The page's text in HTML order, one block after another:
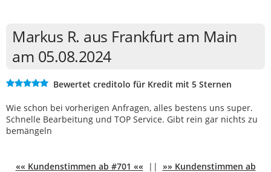
Markus R. aus Frankfurt am Main
am 05.08.2024
Bewertet creditolo für Kredit mit 5 Sternen
Wie schon bei vorherigen Anfragen, alles bestens uns super.
Schnelle Bearbeitung und TOP Service. Gibt rein gar nichts zu
bemängeln
«« Kundenstimmen ab #701 «« || »» Kundenstimmen ab